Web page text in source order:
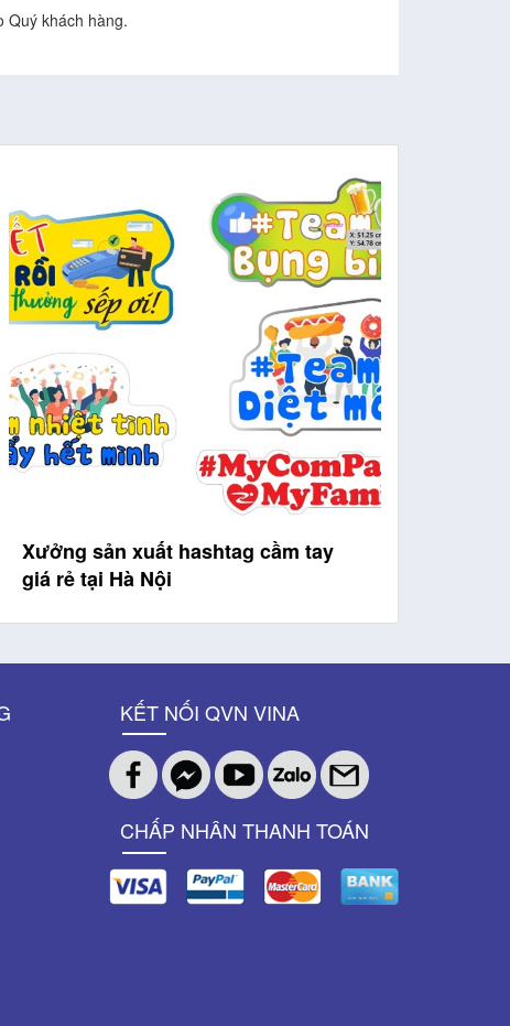
Quý khách hàng.
Xưởng sản xuất hashtag cầm tay
giá rẻ tại Hà Nội
KẾT NỐI QVN VINA
CHẤP NHÂN THANH TOÁN